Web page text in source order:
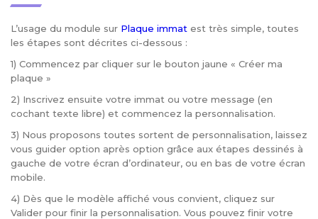
L’usage du module sur Plaque immat est très simple, toutes
les étapes sont décrites ci-dessous :
1) Commencez par cliquer sur le bouton jaune « Créer ma
plaque »
2) Inscrivez ensuite votre immat ou votre message (en
cochant texte libre) et commencez la personnalisation.
3) Nous proposons toutes sortent de personnalisation, laissez
vous guider option après option grâce aux étapes dessinés à
gauche de votre écran d’ordinateur, ou en bas de votre écran
mobile.
4) Dès que le modèle affiché vous convient, cliquez sur
Valider pour finir la personnalisation. Vous pouvez finir votre